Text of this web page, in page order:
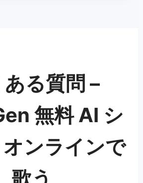
ある質問 –
無料 AI シ
ンラインで
歌う